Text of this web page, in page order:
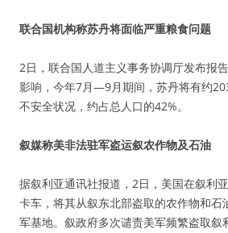
联合国机构称苏丹将面临严重粮食问题
2日，联合国人道主义事务协调厅发布报
影响，今年7月—9月期间，苏丹将有约
不安全状况，约占总人口的42%。
叙媒称美非法驻军盗运叙农作物及石油
据叙利亚通讯社报道，2日，美国在叙利
卡车，将其从叙东北部盗取的农作物和石
军基地。叙政府多次谴责美军频繁盗取叙